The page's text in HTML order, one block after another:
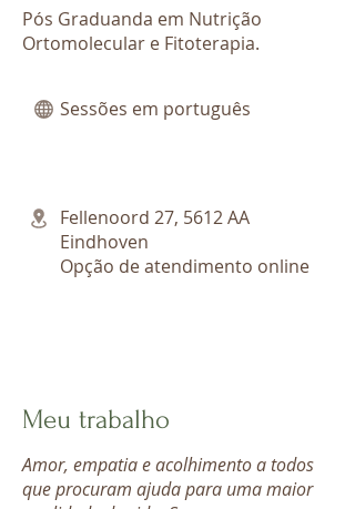
Pós Graduanda em Nutrição
Ortomolecular e Fitoterapia.
Sessões em português
Fellenoord 27, 5612 AA
Eindhoven
Opção de atendimento online
Meu trabalho
Amor, empatia e acolhimento a todos
que procuram ajuda para uma maior